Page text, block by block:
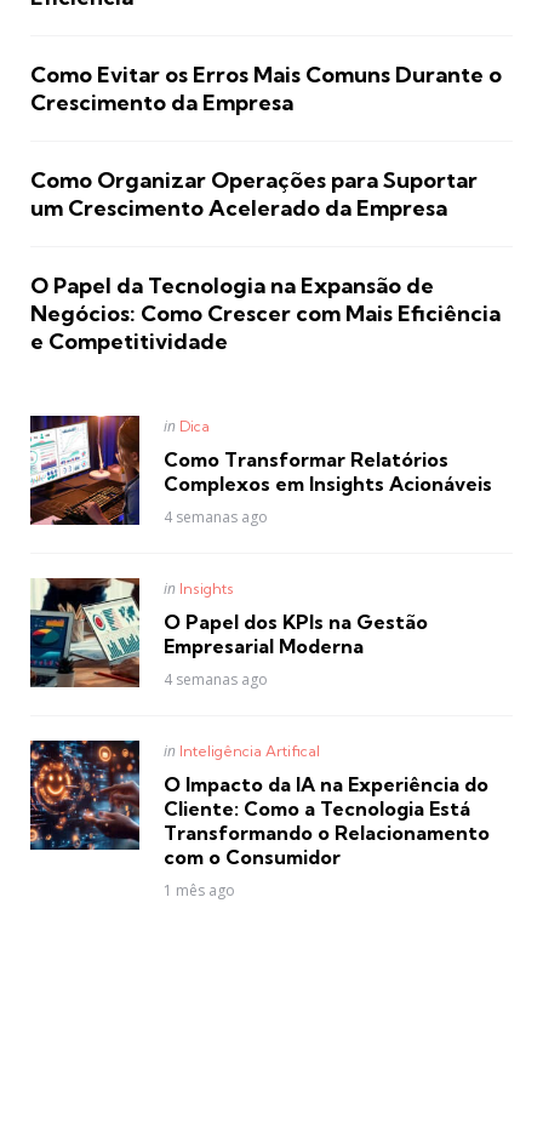
Como Evitar os Erros Mais Comuns Durante o
Crescimento da Empresa
Como Organizar Operações para Suportar
um Crescimento Acelerado da Empresa
O Papel da Tecnologia na Expansão de
Negócios: Como Crescer com Mais Eficiência
e Competitividade
Posted
in Dica
Como Transformar Relatórios
Complexos em Insights Acionáveis
4 semanas ago
Posted
in Insights
O Papel dos KPIs na Gestão
Empresarial Moderna
4 semanas ago
Posted
in Inteligência Artifical
O Impacto da IA na Experiência do
Cliente: Como a Tecnologia Está
Transformando o Relacionamento
com o Consumidor
1 mês ago